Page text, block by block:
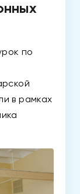
по
в рамках